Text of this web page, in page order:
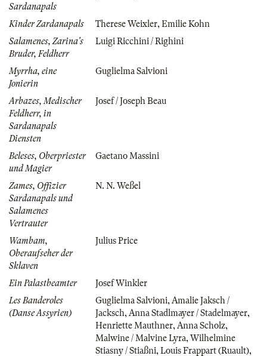
Sardanapals
Kinder Zardanapals Therese Weixler, Emilie Kohn
Salamenes, Zarina's
Bruder, Feldherr
Luigi Ricchini / Righini
Myrrha, eine
Jonierin
Guglielma Salvioni
Arbazes, Medischer
Feldherr, in
Sardanapals
Diensten
Josef / Joseph Beau
Beleses, Oberpriester
und Magier
Gaetano Massini
Zames, Offizier
Sardanapals und
Salamenes
Vertrauter
N. N. Weßel
Wambam,
Oberaufseher der
Sklaven
Julius Price
Ein Palastbeamter
Josef Winkler
Les Banderoles
(Danse Assyrien)
Guglielma Salvioni, Amalie Jaksch /
Jacksch, Anna Stadlmayer / Stadelmayer,
Henriette Mauthner, Anna Scholz,
Malwine / Malvine Lyra, Wilhelmine
Stiasny / Stiaßni, Louis Frappart (Ruault),